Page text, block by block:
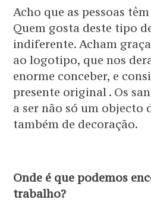
Acho que as pessoas
Quem gosta deste tipo
indiferente. Acham
ao logotipo, que nos
enorme conceber, e
presente original . Os
a ser não só um objecto
também de decoração.
Onde é que podemos
trabalho?